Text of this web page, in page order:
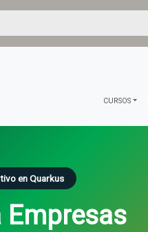
CURSOS
en Quarkus
Empresas